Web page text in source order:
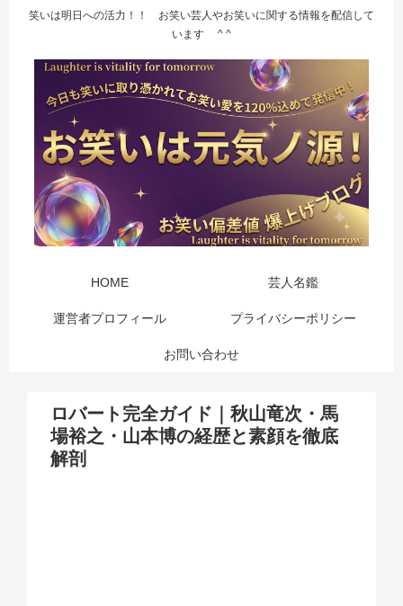
笑いは明日への活力！！ お笑い芸人やお笑いに関する情報を配信して
います ^ ^
HOME 芸人名鑑
運営者プロフィール プライバシーポリシー
お問い合わせ
ロバート完全ガイド｜秋山竜次・馬
場裕之・山本博の経歴と素顔を徹底
解剖